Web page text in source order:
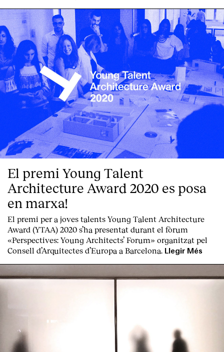
Clients
El premi Young Talent
Architecture Award 2020 es posa
en marxa!
El premi per a joves talents Young Talent Architecture
Award (YTAA) 2020 s’ha presentat durant el fòrum
«Perspectives: Young Architects’ Forum» organitzat pel
Consell d’Arquitectes d’Europa a Barcelona. Llegir Més